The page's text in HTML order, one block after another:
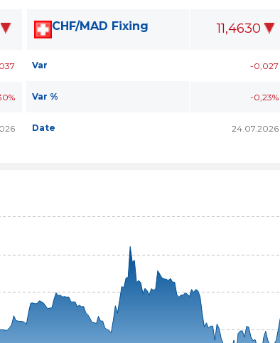
CHF/MAD Fixing 11,4630
Var -0,027
Var % -0,23%
Date 24.07.2026